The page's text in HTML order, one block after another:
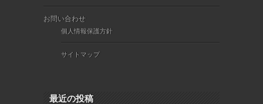
お問い合わせ
個人情報保護方針
サイトマップ
最近の投稿